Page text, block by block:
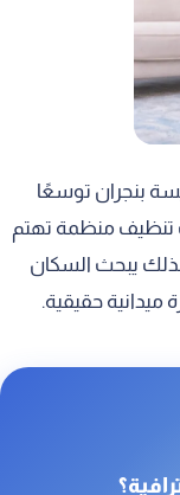
بنجران توسعًا
تنظيف منظمة تهتم
لذلك يبحث السكان
حقيقية.